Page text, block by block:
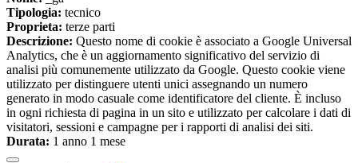
Tipologia: tecnico
Proprieta: terze parti
Descrizione: Questo nome di cookie è associato a Google Universal
Analytics, che è un aggiornamento significativo del servizio di
analisi più comunemente utilizzato da Google. Questo cookie viene
utilizzato per distinguere utenti unici assegnando un numero
generato in modo casuale come identificatore del cliente. È incluso
in ogni richiesta di pagina in un sito e utilizzato per calcolare i dati di
visitatori, sessioni e campagne per i rapporti di analisi dei siti.
Durata: 1 anno 1 mese